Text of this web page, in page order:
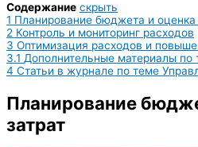
Содержание скрыть
1 Планирование бюджета и оценка
2 Контроль и мониторинг расходов
3 Оптимизация расходов и
3.1 Дополнительные материалы по
4 Статьи в журнале по теме
Планирование
затрат